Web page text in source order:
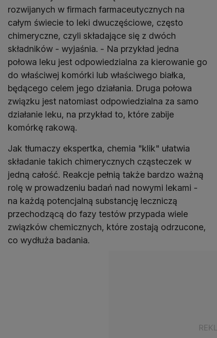
rozwijanych w firmach farmaceutycznych na
całym świecie to leki dwuczęściowe, często
chimeryczne, czyli składające się z dwóch
składników - wyjaśnia. - Na przykład jedna
połowa leku jest odpowiedzialna za kierowanie go
do właściwej komórki lub właściwego białka,
będącego celem jego działania. Druga połowa
związku jest natomiast odpowiedzialna za samo
działanie leku, na przykład to, które zabije
komórkę rakową.
Jak tłumaczy ekspertka, chemia "klik" ułatwia
składanie takich chimerycznych cząsteczek w
jedną całość. Reakcje pełnią także bardzo ważną
rolę w prowadzeniu badań nad nowymi lekami -
na każdą potencjalną substancję leczniczą
przechodzącą do fazy testów przypada wiele
związków chemicznych, które zostają odrzucone,
co wydłuża badania.